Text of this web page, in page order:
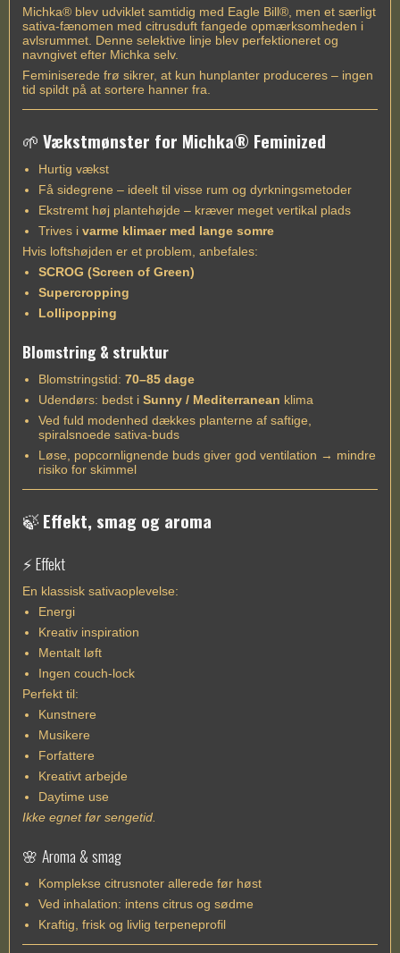
Michka® blev udviklet samtidig med Eagle Bill®, men et særligt
sativa-fænomen med citrusduft fangede opmærksomheden i
avlsrummet. Denne selektive linje blev perfektioneret og
navngivet efter Michka selv.
Feminiserede frø sikrer, at kun hunplanter produceres – ingen
tid spildt på at sortere hanner fra.
🌱 Vækstmønster for Michka® Feminized
Hurtig vækst
Få sidegrene – ideelt til visse rum og dyrkningsmetoder
Ekstremt høj plantehøjde – kræver meget vertikal plads
Trives i varme klimaer med lange somre
Hvis loftshøjden er et problem, anbefales:
SCROG (Screen of Green)
Supercropping
Lollipopping
Blomstring & struktur
Blomstringstid: 70–85 dage
Udendørs: bedst i Sunny / Mediterranean klima
Ved fuld modenhed dækkes planterne af saftige,
spiralsnoede sativa-buds
Løse, popcornlignende buds giver god ventilation → mindre
risiko for skimmel
🍃 Effekt, smag og aroma
⚡ Effekt
En klassisk sativaoplevelse:
Energi
Kreativ inspiration
Mentalt løft
Ingen couch-lock
Perfekt til:
Kunstnere
Musikere
Forfattere
Kreativt arbejde
Daytime use
Ikke egnet før sengetid.
🌸 Aroma & smag
Komplekse citrusnoter allerede før høst
Ved inhalation: intens citrus og sødme
Kraftig, frisk og livlig terpeneprofil